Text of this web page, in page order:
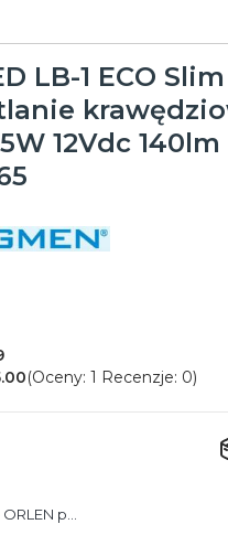
LB-1 ECO Slim
12Vdc
(Oceny: 1 Recenzje: 0)
paczka